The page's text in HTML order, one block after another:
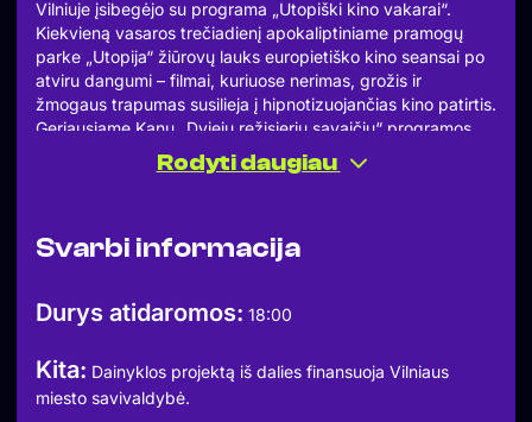
Vilniuje įsibegėjo su programa „Utopiški kino vakarai“.
Kiekvieną vasaros trečiadienį apokaliptiniame pramogų
parke „Utopija“ žiūrovų lauks europietiško kino seansai po
atviru dangumi – filmai, kuriuose nerimas, grožis ir
žmogaus trapumas susilieja į hipnotizuojančias kino patirtis.
Geriausiame Kanų „Dviejų režisierių savaičių“ programos
filme režisierė Mia Hansen-Løve švelniais potėpiais kuria
daugiasluoksnį ir elegantišką portretą moters, sugebančios
vertėją Sandrą. Ji yra dėmesinga vieniša motina, kantriai
jau susitaikė, kad meilės gyvenimas liko tik jos
draugu Klementu. Jis vedęs ir turi sūnų. Ji žino, kad
atsakinga elgtis kitaip. Tačiau daug didesnė jėga juos
traukia vieną prie kito. Tai prancūziškai subtilus ir
Rodyti daugiau
Svarbi informacija
Durys atidaromos: 18:00
Kita: Dainyklos projektą iš dalies finansuoja Vilniaus
miesto savivaldybė.